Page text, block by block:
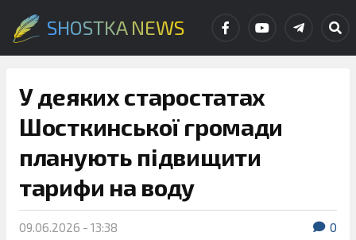
SHOSTKA NEWS
У деяких старостатах
Шосткинської громади
планують підвищити
тарифи на воду
09.06.2026 - 13:38 0